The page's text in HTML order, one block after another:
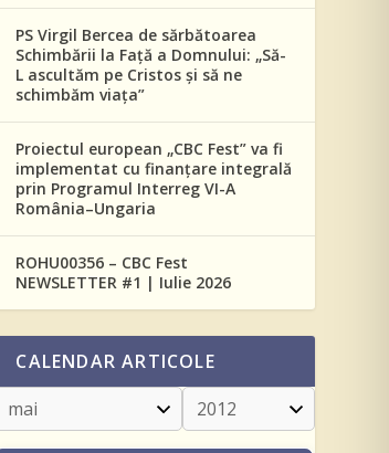
PS Virgil Bercea de sărbătoarea
Schimbării la Față a Domnului: „Să-
L ascultăm pe Cristos și să ne
schimbăm viața”
Proiectul european „CBC Fest” va fi
implementat cu finanțare integrală
prin Programul Interreg VI-A
România–Ungaria
ROHU00356 – CBC Fest
NEWSLETTER #1 | Iulie 2026
CALENDAR ARTICOLE